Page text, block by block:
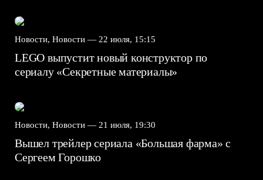
Новости, Новости — 22 июля, 15:15
LEGO выпустит новый конструктор по
сериалу «Секретные материалы»
Новости, Новости — 21 июля, 19:30
Вышел трейлер сериала «Большая фарма» с
Сергеем Горошко